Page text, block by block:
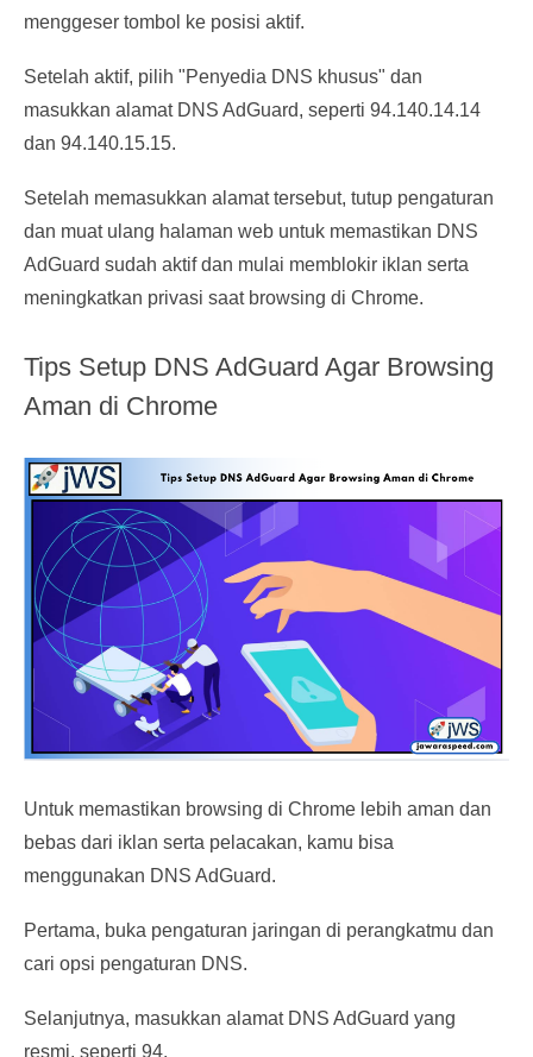
menggeser tombol ke posisi aktif.
Setelah aktif, pilih "Penyedia DNS khusus" dan
masukkan alamat DNS AdGuard, seperti 94.140.14.14
dan 94.140.15.15.
Setelah memasukkan alamat tersebut, tutup pengaturan
dan muat ulang halaman web untuk memastikan DNS
AdGuard sudah aktif dan mulai memblokir iklan serta
meningkatkan privasi saat browsing di Chrome.
Tips Setup DNS AdGuard Agar Browsing
Aman di Chrome
Untuk memastikan browsing di Chrome lebih aman dan
bebas dari iklan serta pelacakan, kamu bisa
menggunakan DNS AdGuard.
Pertama, buka pengaturan jaringan di perangkatmu dan
cari opsi pengaturan DNS.
Selanjutnya, masukkan alamat DNS AdGuard yang
resmi, seperti 94.